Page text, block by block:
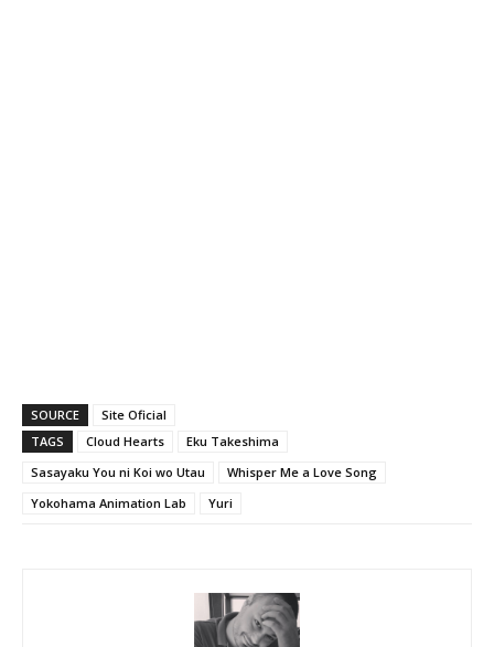
SOURCE
Site Oficial
TAGS
Cloud Hearts
Eku Takeshima
Sasayaku You ni Koi wo Utau
Whisper Me a Love Song
Yokohama Animation Lab
Yuri